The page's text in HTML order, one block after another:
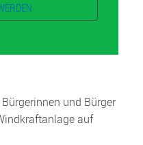
und Bürger
auf